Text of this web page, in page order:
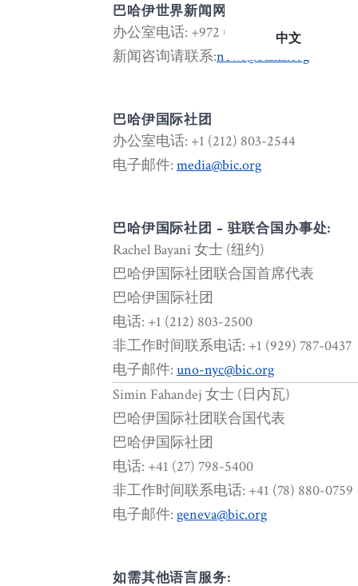
中文
巴哈伊世界新闻网
办公室电话: +972 (4) 835-8412
新闻咨询请联系:news@bahai.org
巴哈伊国际社团
办公室电话: +1 (212) 803-2544
电子邮件: media@bic.org
巴哈伊国际社团 - 驻联合国办事处:
Rachel Bayani 女士 (纽约)
巴哈伊国际社团联合国首席代表
巴哈伊国际社团
电话: +1 (212) 803-2500
非工作时间联系电话: +1 (929) 787-0437
电子邮件: uno-nyc@bic.org
Simin Fahandej 女士 (日内瓦)
巴哈伊国际社团联合国代表
巴哈伊国际社团
电话: +41 (27) 798-5400
非工作时间联系电话: +41 (78) 880-0759
电子邮件: geneva@bic.org
如需其他语言服务: